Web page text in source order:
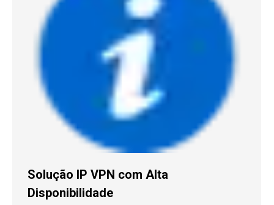
Solução IP VPN com Alta
Disponibilidade